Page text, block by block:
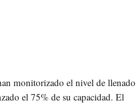
monitorizado el nivel de llenado
el 75% de su capacidad. El